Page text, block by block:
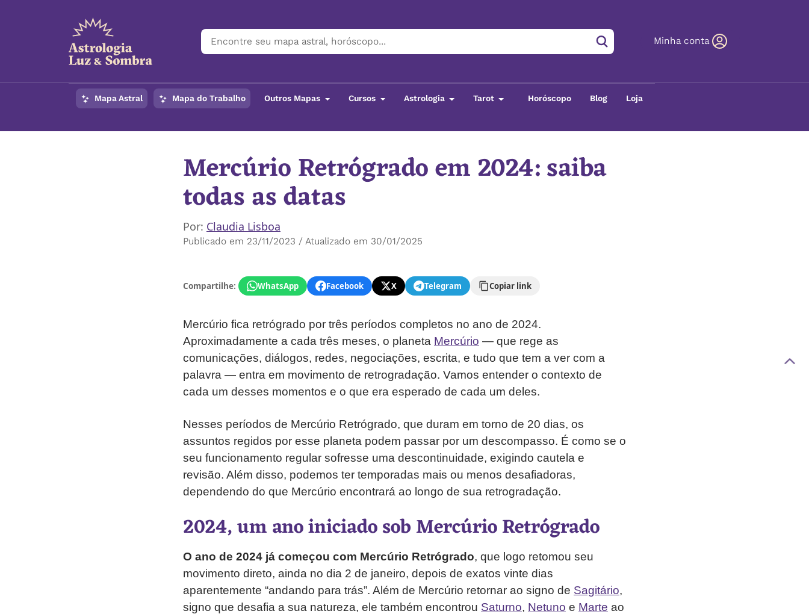
Minha conta
Mapa Astral Mapa do Trabalho Outros Mapas Cursos Astrologia Tarot Horóscopo Blog Loja
Mercúrio Retrógrado em 2024: saiba
todas as datas
Por: Claudia Lisboa
Publicado em 23/11/2023 / Atualizado em 30/01/2025
Compartilhe: WhatsApp Facebook X Telegram Copiar link
Mercúrio fica retrógrado por três períodos completos no ano de 2024.
Aproximadamente a cada três meses, o planeta Mercúrio — que rege as
comunicações, diálogos, redes, negociações, escrita, e tudo que tem a ver com a
palavra — entra em movimento de retrogradação. Vamos entender o contexto de
cada um desses momentos e o que era esperado de cada um deles.
Nesses períodos de Mercúrio Retrógrado, que duram em torno de 20 dias, os
assuntos regidos por esse planeta podem passar por um descompasso. É como se o
seu funcionamento regular sofresse uma descontinuidade, exigindo cautela e
revisão. Além disso, podemos ter temporadas mais ou menos desafiadoras,
dependendo do que Mercúrio encontrará ao longo de sua retrogradação.
2024, um ano iniciado sob Mercúrio Retrógrado
O ano de 2024 já começou com Mercúrio Retrógrado, que logo retomou seu
movimento direto, ainda no dia 2 de janeiro, depois de exatos vinte dias
aparentemente “andando para trás”. Além de Mercúrio retornar ao signo de Sagitário,
signo que desafia a sua natureza, ele também encontrou Saturno, Netuno e Marte ao